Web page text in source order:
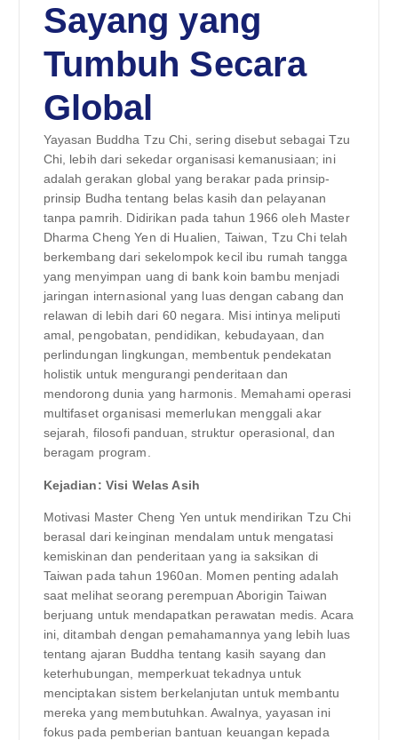
Sayang yang
Tumbuh Secara
Global
Yayasan Buddha Tzu Chi, sering disebut sebagai Tzu
Chi, lebih dari sekedar organisasi kemanusiaan; ini
adalah gerakan global yang berakar pada prinsip-
prinsip Budha tentang belas kasih dan pelayanan
tanpa pamrih. Didirikan pada tahun 1966 oleh Master
Dharma Cheng Yen di Hualien, Taiwan, Tzu Chi telah
berkembang dari sekelompok kecil ibu rumah tangga
yang menyimpan uang di bank koin bambu menjadi
jaringan internasional yang luas dengan cabang dan
relawan di lebih dari 60 negara. Misi intinya meliputi
amal, pengobatan, pendidikan, kebudayaan, dan
perlindungan lingkungan, membentuk pendekatan
holistik untuk mengurangi penderitaan dan
mendorong dunia yang harmonis. Memahami operasi
multifaset organisasi memerlukan menggali akar
sejarah, filosofi panduan, struktur operasional, dan
beragam program.
Kejadian: Visi Welas Asih
Motivasi Master Cheng Yen untuk mendirikan Tzu Chi
berasal dari keinginan mendalam untuk mengatasi
kemiskinan dan penderitaan yang ia saksikan di
Taiwan pada tahun 1960an. Momen penting adalah
saat melihat seorang perempuan Aborigin Taiwan
berjuang untuk mendapatkan perawatan medis. Acara
ini, ditambah dengan pemahamannya yang lebih luas
tentang ajaran Buddha tentang kasih sayang dan
keterhubungan, memperkuat tekadnya untuk
menciptakan sistem berkelanjutan untuk membantu
mereka yang membutuhkan. Awalnya, yayasan ini
fokus pada pemberian bantuan keuangan kepada